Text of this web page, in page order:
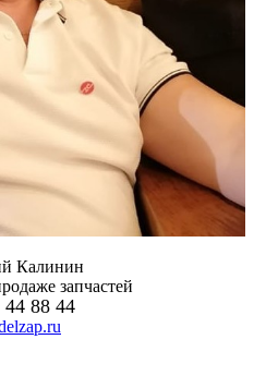
Калинин
запчастей
44 88 44